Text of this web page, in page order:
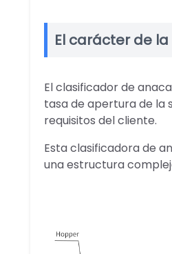
El carácter de
El clasificador de
tasa de apertura de la
requisitos del cliente.
Esta clasificadora de
una estructura